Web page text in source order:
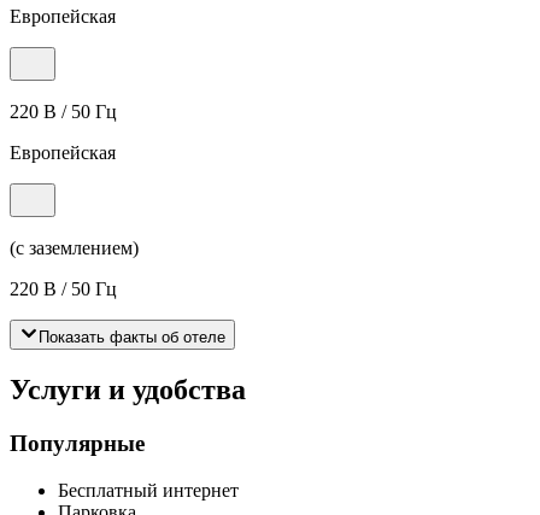
Европейская
220 В / 50 Гц
Европейская
(с заземлением)
220 В / 50 Гц
Показать факты об отеле
Услуги и удобства
Популярные
Бесплатный интернет